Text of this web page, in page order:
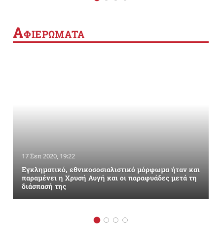
ΑΦΙΕΡΩΜΑΤΑ
17 Σεπ 2020, 19:22
Εγκληματικό, εθνικοσοσιαλιστικό μόρφωμα ήταν και
παραμένει η Χρυσή Αυγή και οι παραφυάδες μετά τη
διάσπασή της